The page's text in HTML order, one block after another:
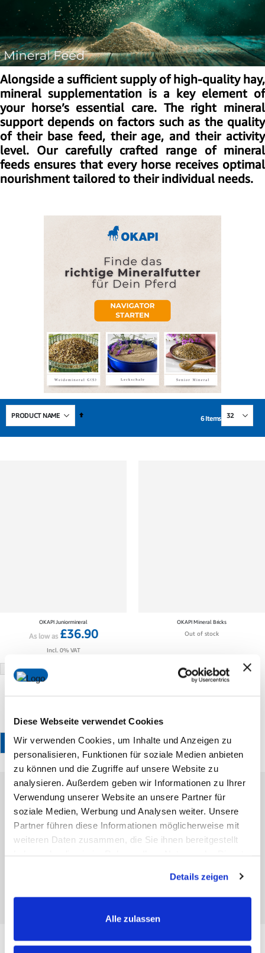
Diese Webseite verwendet Cookies
Wir verwenden Cookies, um Inhalte und Anzeigen zu
personalisieren, Funktionen für soziale Medien anbieten
zu können und die Zugriffe auf unsere Website zu
analysieren. Außerdem geben wir Informationen zu Ihrer
Verwendung unserer Website an unsere Partner für
soziale Medien, Werbung und Analysen weiter. Unsere
Partner führen diese Informationen möglicherweise mit
weiteren Daten zusammen, die Sie ihnen bereitgestellt
Details zeigen
Alle zulassen
Alongside a sufficient supply of high-quality hay,
mineral supplementation is a key element of
your horse’s essential care. The right mineral
support depends on factors such as the quality
of their base feed, their age, and their activity
level. Our carefully crafted range of mineral
feeds ensures that every horse receives optimal
nourishment tailored to their individual needs.
Set
6Items
OKAPI Juniormineral
As low as £36.90
Incl. 0% VAT
3 kg
ADD TO CART
OKAPI Mineral Bricks
Out of stock
As low as £34.90 £72.90